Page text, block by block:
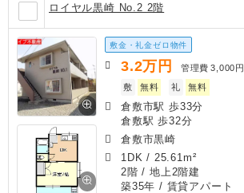
ロイヤル黒崎 No.2 2階
敷金・礼金ゼロ物件
3.2万円 管理費 3,000円
敷
無料 礼 無料
倉敷市駅 歩33分
倉敷駅 歩32分
倉敷市黒崎
1DK / 25.61m²
2階 / 地上2階建
築35年 / 賃貸アパート